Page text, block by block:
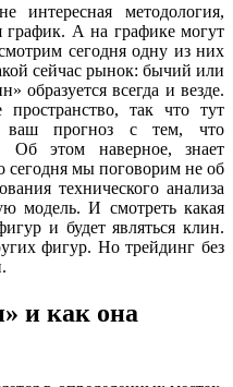
интересная методология,
график. А на графике могут
сегодня одну из них
сейчас рынок: бычий или
образуется всегда и везде.
так что тут
ваш прогноз с тем, что
Об этом наверное, знает
сегодня мы поговорим не об
технического анализа
модель. И смотреть какая
и будет являться клин.
фигур. Но трейдинг без
и как она